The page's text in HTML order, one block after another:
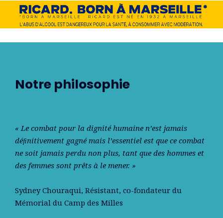
Notre philosophie
« Le combat pour la dignité humaine n’est jamais
déﬁnitivement gagné mais l’essentiel est que ce combat
ne soit jamais perdu non plus, tant que des hommes et
des femmes sont prêts à le mener. »
Sydney Chouraqui, Résistant, co-fondateur du
Mémorial du Camp des Milles